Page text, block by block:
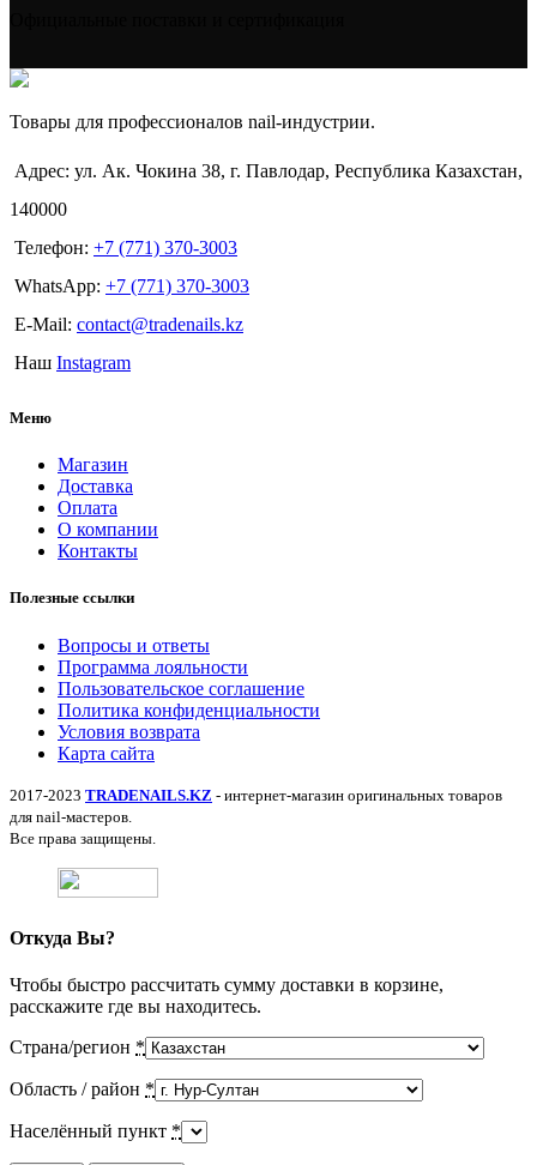
Товары для профессионалов nail-индустрии.
Адрес: ул. Ак. Чокина 38, г. Павлодар, Республика Казахстан,
140000
Телефон: +7 (771) 370-3003
WhatsApp: +7 (771) 370-3003
E-Mail: contact@tradenails.kz
Наш Instagram
Меню
Магазин
Доставка
Оплата
О компании
Контакты
Полезные ссылки
Вопросы и ответы
Программа лояльности
Пользовательское соглашение
Политика конфиденциальности
Условия возврата
Карта сайта
2017-2023 TRADENAILS.KZ - интернет-магазин оригинальных товаров
для nail-мастеров.
Все права защищены.
Откуда Вы?
Чтобы быстро рассчитать сумму доставки в корзине,
расскажите где вы находитесь.
Страна/регион *
Область / район *
Населённый пункт *